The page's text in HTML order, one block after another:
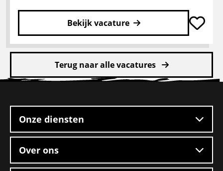
Bekijk vacature
Lees
meer
Reachtruckchauffeur
–
Helmond
Terug naar alle vacatures
footer
Onze diensten
Over ons